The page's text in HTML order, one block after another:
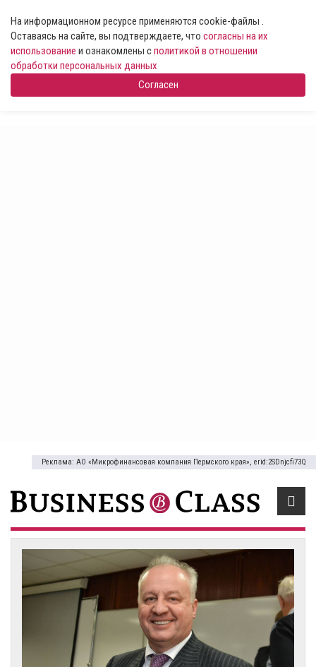
На информационном ресурсе применяются cookie-файлы .
Оставаясь на сайте, вы подтверждаете, что согласны на их
использование и ознакомлены сполитикой в отношении
обработки персональных данных
Согласен
Реклама: АО «Микрофинансовая компания Пермского края», erid:2SDnjcfi73Q